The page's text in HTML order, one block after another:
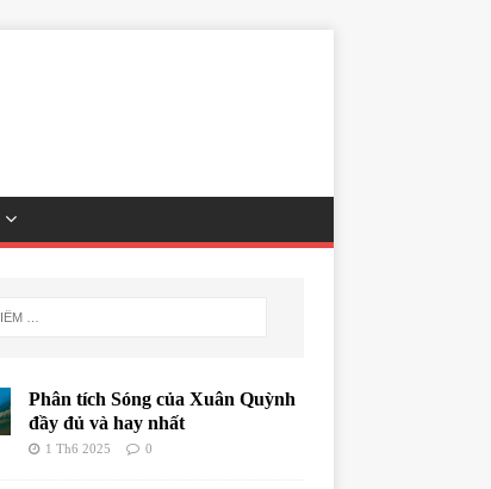
Phân tích Sóng của Xuân Quỳnh
đầy đủ và hay nhất
1 Th6 2025 0